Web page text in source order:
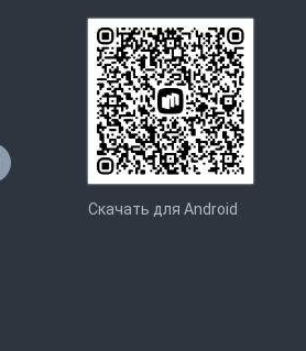
Скачать для Android